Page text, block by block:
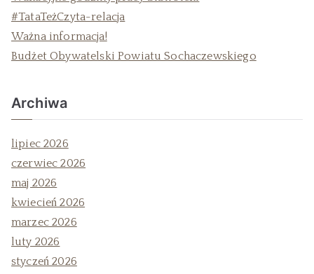
#TataTeżCzyta-relacja
Ważna informacja!
Budżet Obywatelski Powiatu Sochaczewskiego
Archiwa
lipiec 2026
czerwiec 2026
maj 2026
kwiecień 2026
marzec 2026
luty 2026
styczeń 2026